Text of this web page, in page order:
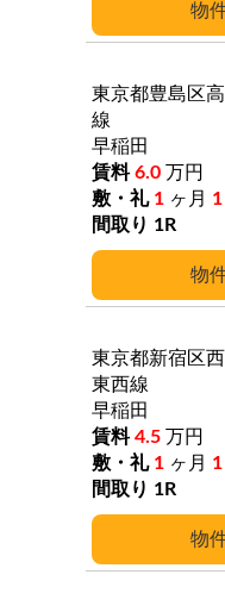
東京都豊島区高
線
早稲田
6.0 万円
1 ヶ月 1
1R
東京都新宿区西
東西線
早稲田
4.5 万円
1 ヶ月 1
1R